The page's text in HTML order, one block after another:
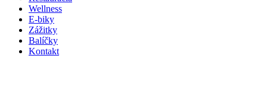
Wellness
E-biky
Zážitky
Balíčky
Kontakt